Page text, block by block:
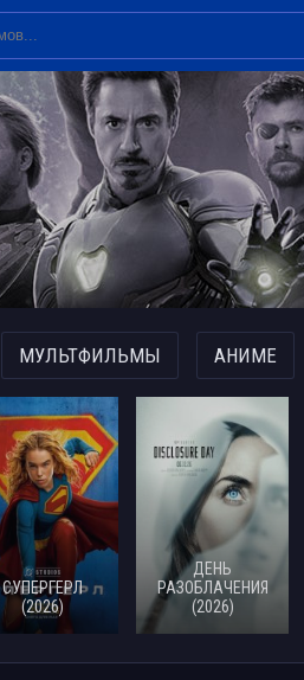
МУЛЬТФИЛЬМЫ АНИМЕ
СУПЕРГЕРЛ
(2026)
ДЕНЬ
РАЗОБЛАЧЕНИЯ
(2026)